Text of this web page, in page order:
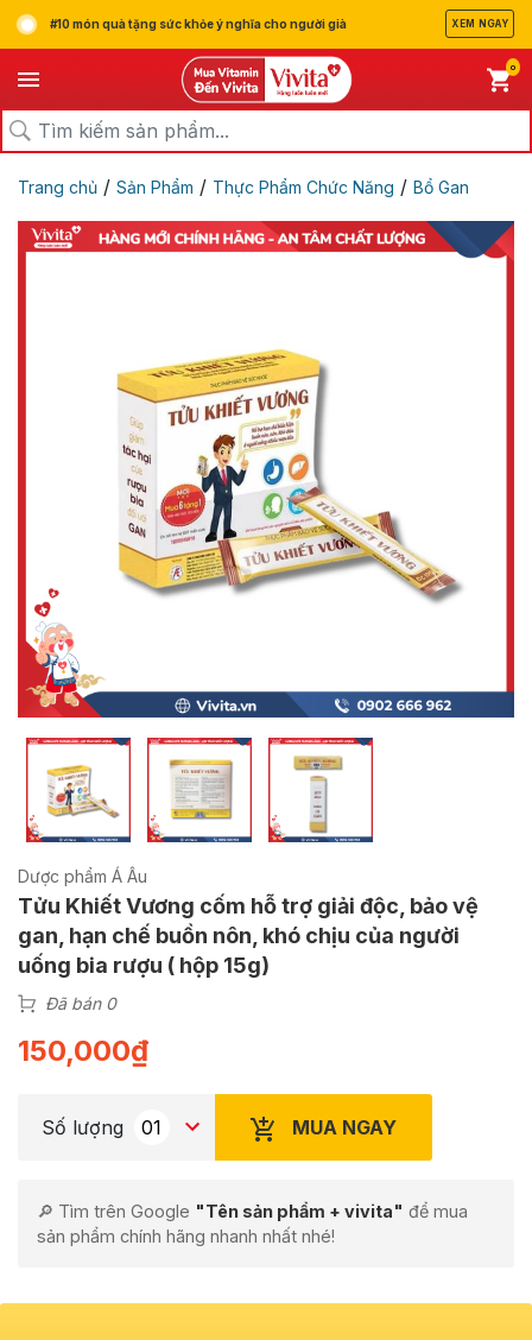
#10 món quà tặng sức khỏe ý nghĩa cho người già XEM NGAY
0
Trang chủ / Sản Phẩm / Thực Phẩm Chức Năng / Bổ Gan
Dược phẩm Á Âu
Tửu Khiết Vương cốm hỗ trợ giải độc, bảo vệ
gan, hạn chế buồn nôn, khó chịu của người
uống bia rượu ( hộp 15g)
Đã bán 0
150,000₫
Số lượng MUA NGAY
🔎 Tìm trên Google "Tên sản phẩm + vivita" để mua
sản phẩm chính hãng nhanh nhất nhé!